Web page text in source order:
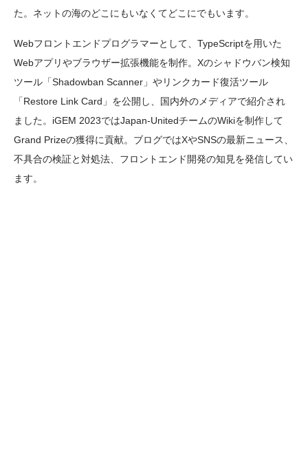
た。ネットの海のどこにもいなくてどこにでもいます。
Webフロントエンドプログラマーとして、TypeScriptを用いた
Webアプリやブラウザー拡張機能を制作。Xのシャドウバン検知
ツール「Shadowban Scanner」やリンクカード復活ツール
「Restore Link Card」を公開し、国内外のメディアで紹介され
ました。iGEM 2023ではJapan-UnitedチームのWikiを制作して
Grand Prizeの獲得に貢献。ブログではXやSNSの最新ニュース、
不具合の検証と対処法、フロントエンド開発の知見を発信してい
ます。